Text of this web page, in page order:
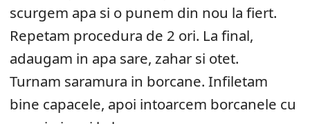
scurgem apa si o punem din nou la fiert.
Repetam procedura de 2 ori. La final,
adaugam in apa sare, zahar si otet.
Turnam saramura in borcane. Infiletam
bine capacele, apoi intoarcem borcanele cu